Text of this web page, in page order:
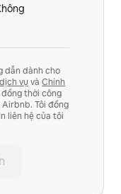
dẫn dành cho
vụ và Chính
thời công
Tôi đồng
liên hệ của tôi